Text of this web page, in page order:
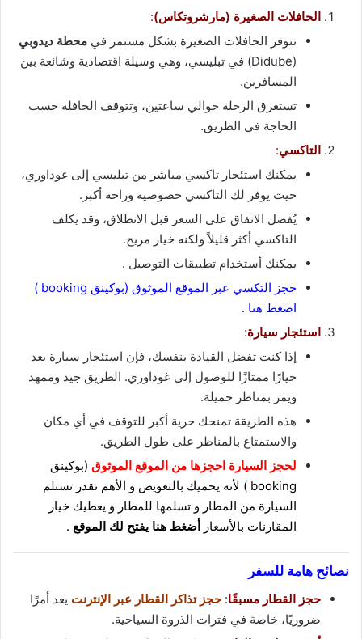
الحافلات الصغيرة (مارشروتكاس):
تتوفر الحافلات الصغيرة بشكل مستمر في محطة ديدوبي
(Didube) في تبليسي، وهي وسيلة اقتصادية وشائعة بين
المسافرين.
تستغرق الرحلة حوالي ساعتين، وتتوقف الحافلة حسب
الحاجة في الطريق.
التاكسي:
يمكنك استئجار تاكسي مباشر من تبليسي إلى غوداوري،
حيث يوفر لك التاكسي خصوصية وراحة أكبر.
يُفضل الاتفاق على السعر قبل الانطلاق، وقد يكلف
التاكسي أكثر قليلاً ولكنه خيار مريح.
يمكنك أستخدام تطبيقات التوصيل .
حجز التكسي عبر الموقع الموثوق (بوكينق booking )
اضغط هنا .
استئجار سيارة:
إذا كنت تفضل القيادة بنفسك، فإن استئجار سيارة يعد
خيارًا ممتازًا للوصول إلى غوداوري. الطريق جيد وممهد
ويمر بمناظر جميلة.
هذه الطريقة تمنحك حرية أكبر للتوقف في أي مكان
والاستمتاع بالمناظر على طول الطريق.
لحجز السيارة احجزها من الموقع الموثوق (بوكينق
booking ) لأنه يحميك بالتعويض و الأهم تقدر تستلم
السيارة من المطار و تسلمها للمطار و يعطيك خيار
المقارنات بالأسعار أضغط هنا يفتح لك الموقع .
نصائح هامة للسفر
حجز القطار مسبقًا: حجز تذاكر القطار عبر الإنترنت يعد أمرًا
ضروريًا، خاصة في فترات الذروة السياحية.